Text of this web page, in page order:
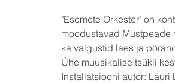
"Esemete Orkester" on
moodustavad
ka valgustid laes ja
Ühe muusikalise tsükli
Installatsiooni autor: